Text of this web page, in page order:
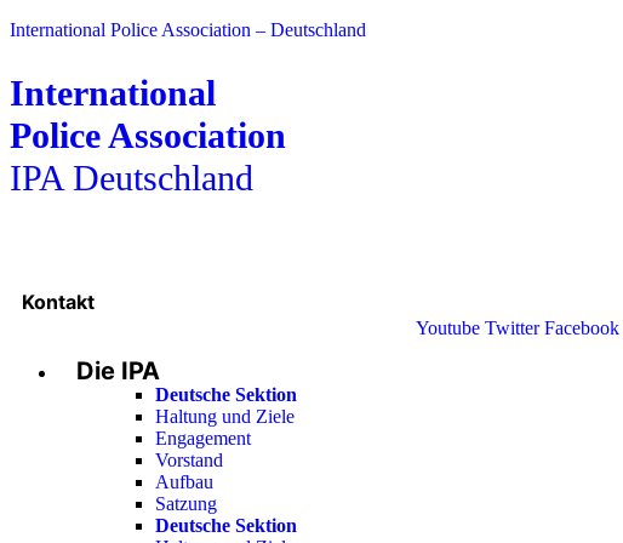
International Police Association – Deutschland
International
Police Association
IPA Deutschland
Kontakt
Youtube Twitter Facebook
Die IPA
Deutsche Sektion
Haltung und Ziele
Engagement
Vorstand
Aufbau
Satzung
Deutsche Sektion